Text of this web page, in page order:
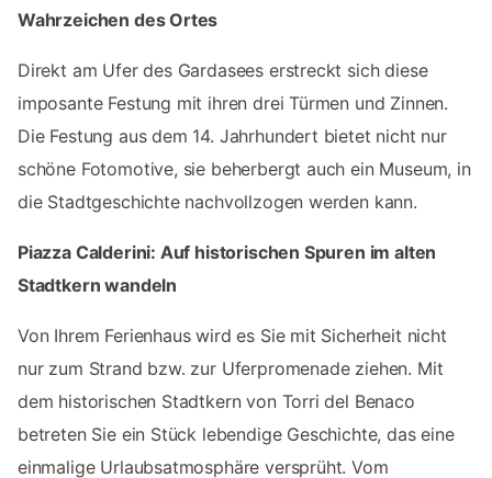
Wahrzeichen des Ortes
Direkt am Ufer des Gardasees erstreckt sich diese
imposante Festung mit ihren drei Türmen und Zinnen.
Die Festung aus dem 14. Jahrhundert bietet nicht nur
schöne Fotomotive, sie beherbergt auch ein Museum, in
die Stadtgeschichte nachvollzogen werden kann.
Piazza Calderini: Auf historischen Spuren im alten
Stadtkern wandeln
Von Ihrem Ferienhaus wird es Sie mit Sicherheit nicht
nur zum Strand bzw. zur Uferpromenade ziehen. Mit
dem historischen Stadtkern von Torri del Benaco
betreten Sie ein Stück lebendige Geschichte, das eine
einmalige Urlaubsatmosphäre versprüht. Vom